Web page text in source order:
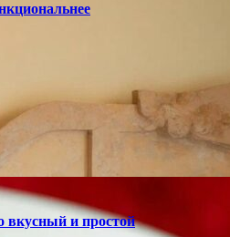
и простой